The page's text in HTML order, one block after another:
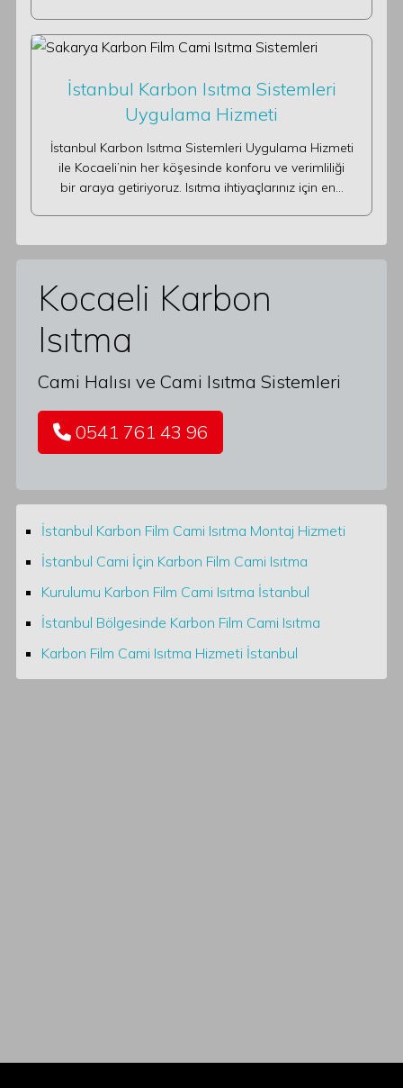
İstanbul Karbon Isıtma Sistemleri
Uygulama Hizmeti
İstanbul Karbon Isıtma Sistemleri Uygulama Hizmeti
ile Kocaeli’nin her köşesinde konforu ve verimliliği
bir araya getiriyoruz. Isıtma ihtiyaçlarınız için en…
Kocaeli Karbon
Isıtma
Cami Halısı ve Cami Isıtma Sistemleri
0541 761 43 96
İstanbul Karbon Film Cami Isıtma Montaj Hizmeti
İstanbul Cami İçin Karbon Film Cami Isıtma
Kurulumu Karbon Film Cami Isıtma İstanbul
İstanbul Bölgesinde Karbon Film Cami Isıtma
Karbon Film Cami Isıtma Hizmeti İstanbul